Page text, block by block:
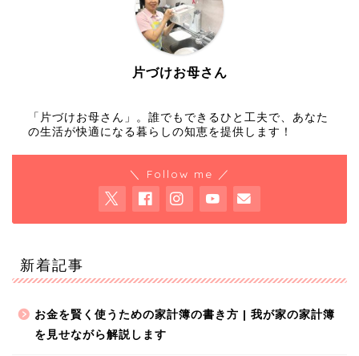
片づけお母さん
「片づけお母さん」。誰でもできるひと工夫で、あなた
の生活が快適になる暮らしの知恵を提供します！
＼ Follow me ／
新着記事
お金を賢く使うための家計簿の書き方 | 我が家の家計簿
を見せながら解説します